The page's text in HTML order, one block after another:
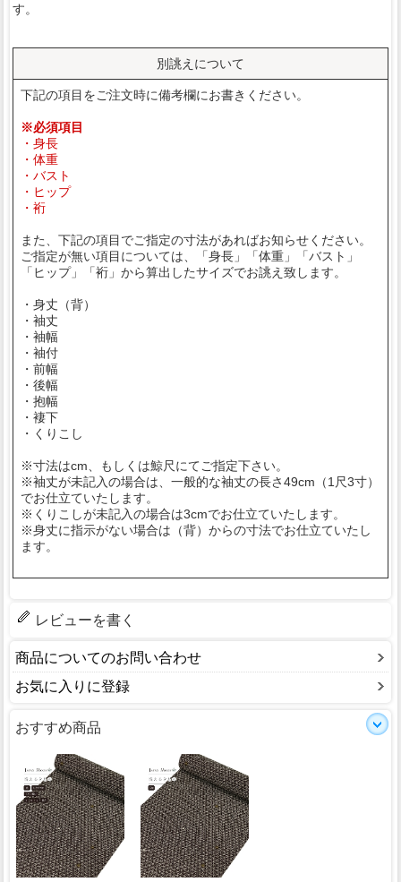
す。
別誂えについて
下記の項目をご注文時に備考欄にお書きください。
※必須項目
・身長
・体重
・バスト
・ヒップ
・裄
また、下記の項目でご指定の寸法があればお知らせください。
ご指定が無い項目については、「身長」「体重」「バスト」
「ヒップ」「裄」から算出したサイズでお誂え致します。
・身丈（背）
・袖丈
・袖幅
・袖付
・前幅
・後幅
・抱幅
・褄下
・くりこし
※寸法はcm、もしくは鯨尺にてご指定下さい。
※袖丈が未記入の場合は、一般的な袖丈の長さ49cm（1尺3寸）
でお仕立ていたします。
※くりこしが未記入の場合は3cmでお仕立ていたします。
※身丈に指示がない場合は（背）からの寸法でお仕立ていたし
ます。
レビューを書く
商品についてのお問い合わせ
お気に入りに登録
おすすめ商品